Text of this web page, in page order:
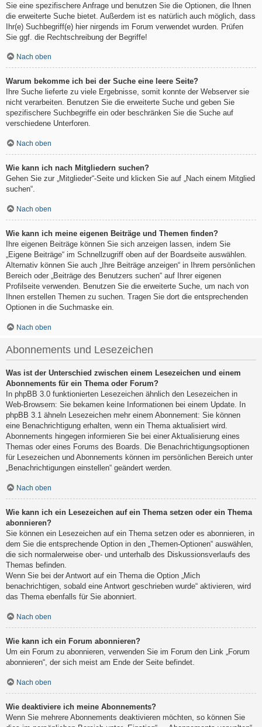
Sie eine spezifischere Anfrage und benutzen Sie die Optionen, die Ihnen
die erweiterte Suche bietet. Außerdem ist es natürlich auch möglich, dass
Ihr(e) Suchbegriff(e) hier nirgends im Forum verwendet wurden. Prüfen
Sie ggf. die Rechtschreibung der Begriffe!
Nach oben
Warum bekomme ich bei der Suche eine leere Seite?
Ihre Suche lieferte zu viele Ergebnisse, somit konnte der Webserver sie
nicht verarbeiten. Benutzen Sie die erweiterte Suche und geben Sie
spezifischere Suchbegriffe ein oder beschränken Sie die Suche auf
verschiedene Unterforen.
Nach oben
Wie kann ich nach Mitgliedern suchen?
Gehen Sie zur „Mitglieder“-Seite und klicken Sie auf „Nach einem Mitglied
suchen“.
Nach oben
Wie kann ich meine eigenen Beiträge und Themen finden?
Ihre eigenen Beiträge können Sie sich anzeigen lassen, indem Sie
„Eigene Beiträge“ im Schnellzugriff oben auf der Boardseite auswählen.
Alternativ können Sie auch „Ihre Beiträge anzeigen“ in Ihrem persönlichen
Bereich oder „Beiträge des Benutzers suchen“ auf Ihrer eigenen
Profilseite verwenden. Benutzen Sie die erweiterte Suche, um nach von
Ihnen erstellen Themen zu suchen. Tragen Sie dort die entsprechenden
Optionen in die Suchmaske ein.
Nach oben
Abonnements und Lesezeichen
Was ist der Unterschied zwischen einem Lesezeichen und einem
Abonnements für ein Thema oder Forum?
In phpBB 3.0 funktionierten Lesezeichen ähnlich den Lesezeichen in
Web-Browsern: Sie bekamen keine Informationen bei einem Update. In
phpBB 3.1 ähneln Lesezeichen mehr einem Abonnement: Sie können
eine Benachrichtigung erhalten, wenn ein Thema aktualisiert wird.
Abonnements hingegen informieren Sie bei einer Aktualisierung eines
Themas oder eines Forums des Boards. Die Benachrichtigungsoptionen
für Lesezeichen und Abonnements können im persönlichen Bereich unter
„Benachrichtigungen einstellen“ geändert werden.
Nach oben
Wie kann ich ein Lesezeichen auf ein Thema setzen oder ein Thema
abonnieren?
Sie können ein Lesezeichen auf ein Thema setzen oder es abonnieren, in
dem Sie die entsprechende Option in den „Themen-Optionen“ auswählen,
die sich normalerweise ober- und unterhalb des Diskussionsverlaufs des
Themas befinden.
Wenn Sie bei der Antwort auf ein Thema die Option „Mich
benachrichtigen, sobald eine Antwort geschrieben wurde“ aktivieren, wird
das Thema ebenfalls für Sie abonniert.
Nach oben
Wie kann ich ein Forum abonnieren?
Um ein Forum zu abonnieren, verwenden Sie im Forum den Link „Forum
abonnieren“, der sich meist am Ende der Seite befindet.
Nach oben
Wie deaktiviere ich meine Abonnements?
Wenn Sie mehrere Abonnements deaktivieren möchten, so können Sie